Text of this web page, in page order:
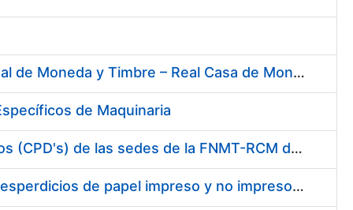
Contratación del Suministro de Gas Natural para la Fábrica Nacional de Moneda y Timbre – Real Casa de Moneda, en sus centros de trabajo de Madrid y Burgos
de Maquinaria
Conexión mediante fibra óptica de los centros de proceso de datos (CPD's) de las sedes de la FNMT-RCM de Burgos y Madrid
Contratación de enajenación y retirada de recortes sobrantes y desperdicios de papel impreso y no impreso durante el año 2022